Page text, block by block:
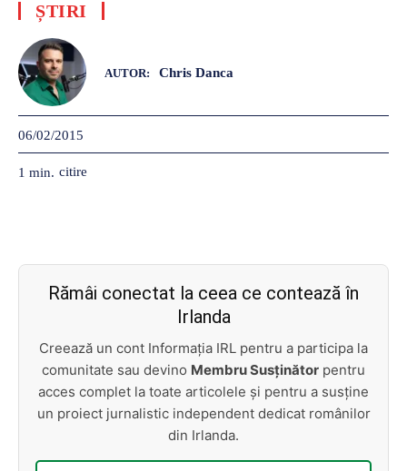
ȘTIRI
AUTOR: Chris Danca
06/02/2015
1 min. citire
Rămâi conectat la ceea ce contează în
Irlanda
Creează un cont Informația IRL pentru a participa la
comunitate sau devino Membru Susținător pentru
acces complet la toate articolele și pentru a susține
un proiect jurnalistic independent dedicat românilor
din Irlanda.